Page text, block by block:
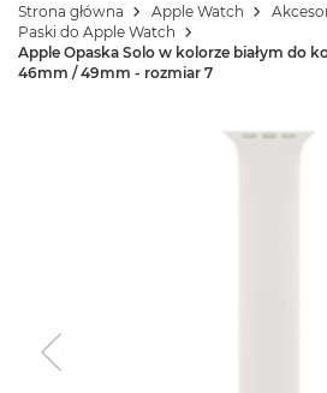
Strona główna Apple Watch
Paski do Apple Watch
Apple Opaska Solo w kolorze białym do
46mm / 49mm - rozmiar 7